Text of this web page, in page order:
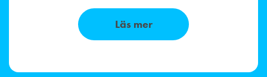
Läs mer